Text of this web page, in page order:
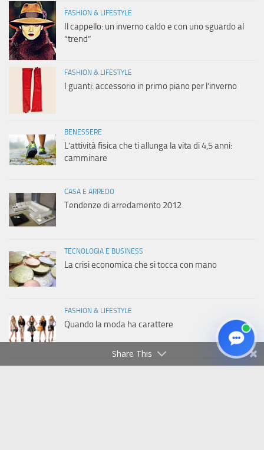
FASHION & LIFESTYLE
Il cappello: un inverno caldo e con uno sguardo al
“trend”
FASHION & LIFESTYLE
I guanti: accessorio in primo piano per l’inverno
BENESSERE
L’attività fisica che ti allunga la vita di 4,5 anni:
camminare
CASA E ARREDO
Tendenze di arredamento 2012
TECNOLOGIA E BUSINESS
La crisi economica che si tocca con mano
FASHION & LIFESTYLE
Quando la moda ha carattere
Share This